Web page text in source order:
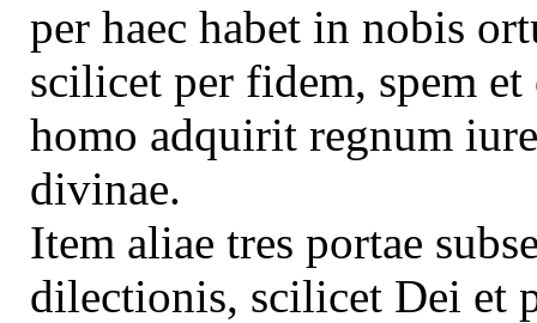
per haec habet in nobis
scilicet per fidem, spem
homo adquirit regnum
divinae.
Item aliae tres portae
dilectionis, scilicet Dei et